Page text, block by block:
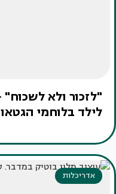
"לזכור ולא לשכוח"
לילד בלוחמי
אדריכלות